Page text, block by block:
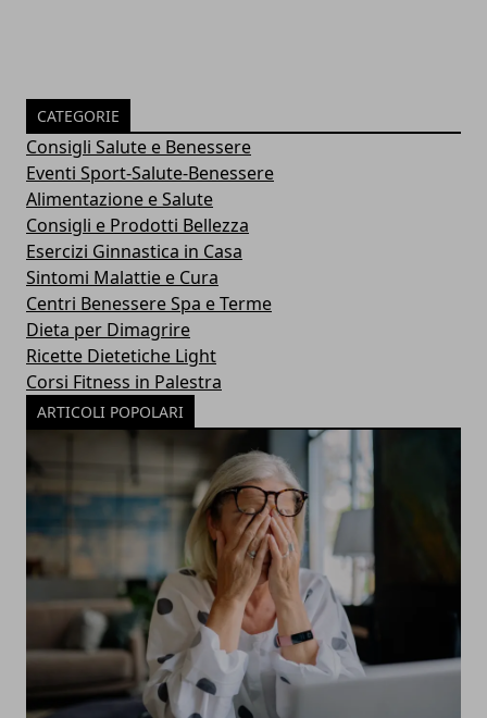
CATEGORIE
Consigli Salute e Benessere
Eventi Sport-Salute-Benessere
Alimentazione e Salute
Consigli e Prodotti Bellezza
Esercizi Ginnastica in Casa
Sintomi Malattie e Cura
Centri Benessere Spa e Terme
Dieta per Dimagrire
Ricette Dietetiche Light
Corsi Fitness in Palestra
ARTICOLI POPOLARI